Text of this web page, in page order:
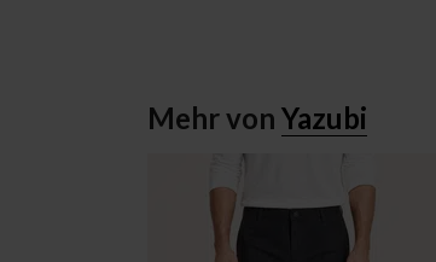
Mehr von Yazubi